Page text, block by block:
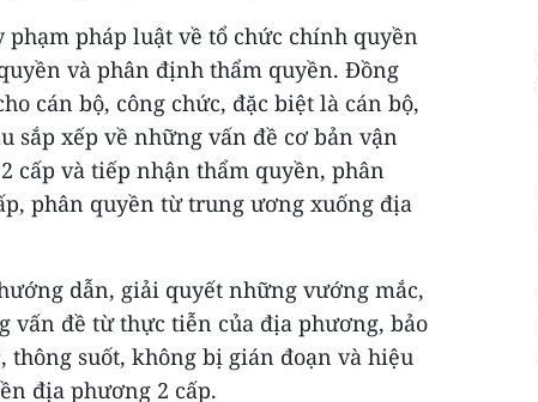
pháp luật về tổ chức chính quyền
và phân định thẩm quyền. Đồng
cán bộ, công chức, đặc biệt là cán bộ,
sắp xếp về những vấn đề cơ bản vận
cấp và tiếp nhận thẩm quyền, phân
phân quyền từ trung ương xuống địa
dẫn, giải quyết những vướng mắc,
đề từ thực tiễn của địa phương, bảo
suốt, không bị gián đoạn và hiệu
địa phương 2 cấp.